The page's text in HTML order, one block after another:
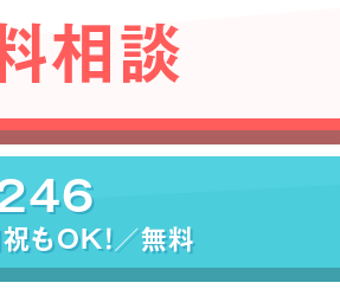
相談
もOK！／無料